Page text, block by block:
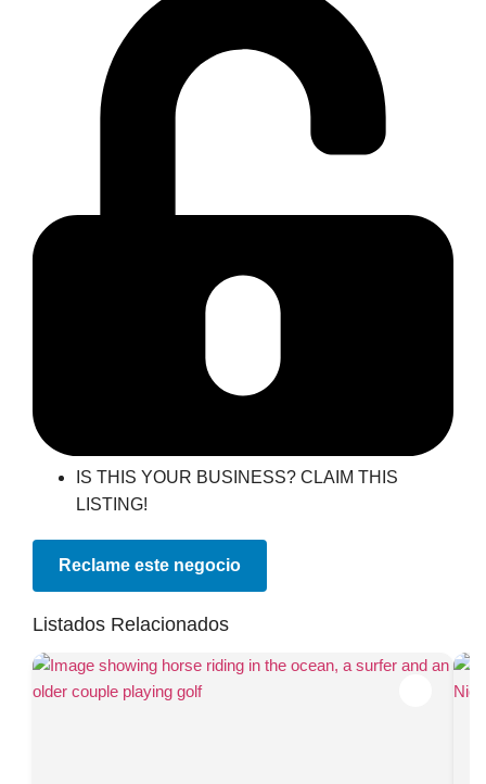
IS THIS YOUR BUSINESS? CLAIM THIS
LISTING!
Reclame este negocio
Listados Relacionados